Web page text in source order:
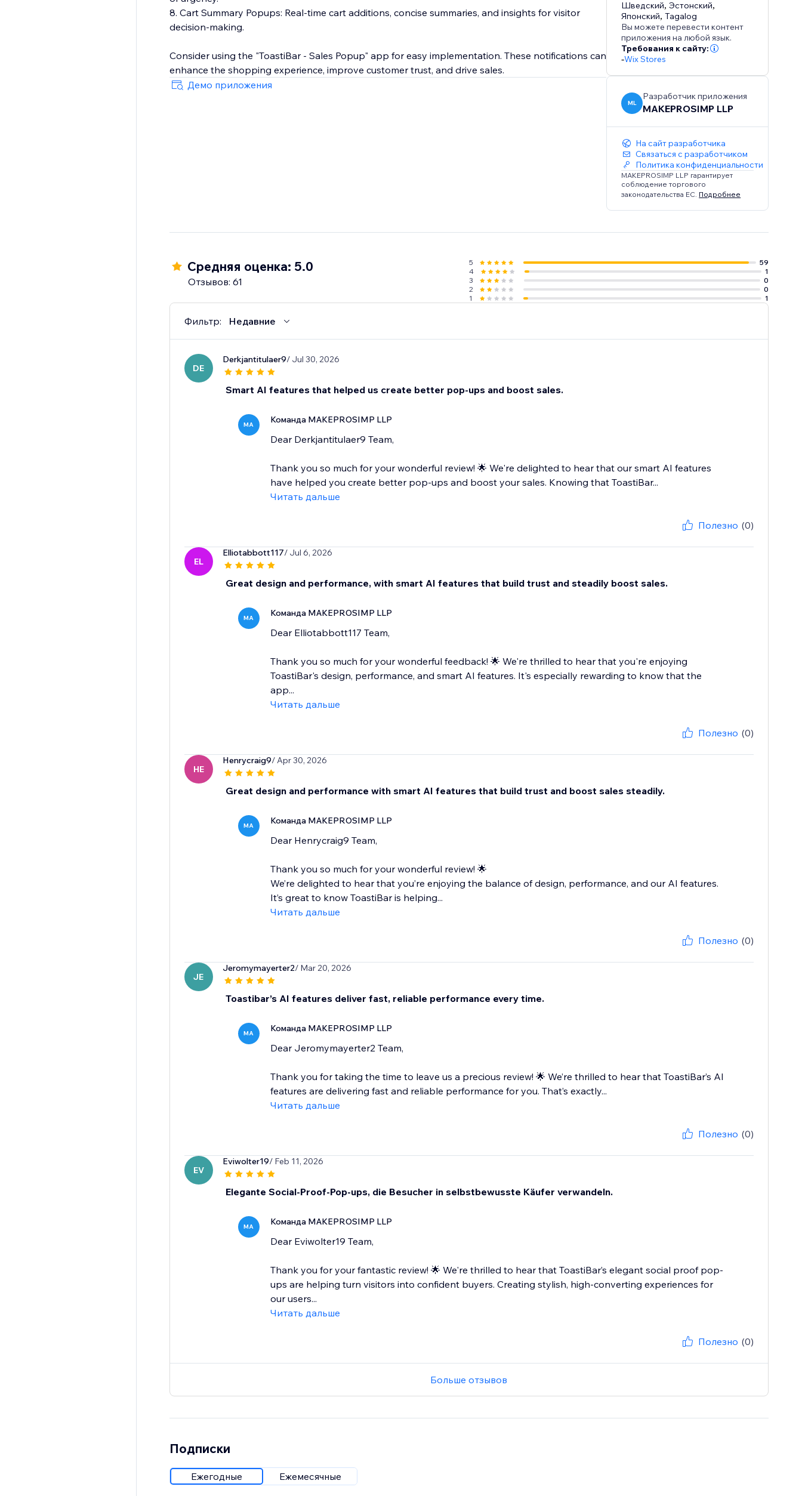
8. Cart Summary Popups: Real-time cart additions, concise summaries, and insights for visitor
decision-making.
Consider using the "ToastiBar - Sales Popup" app for easy implementation. These notifications can
enhance the shopping experience, improve customer trust, and drive sales.
Демо приложения
Шведский,Эстонский,
Японский,Tagalog
Вы можете перевести контент
приложения на любой язык.
Требования к сайту:
-Wix Stores
ML
Разработчик приложения
MAKEPROSIMP LLP
На сайт разработчика
Связаться с разработчиком
Политика конфиденциальности
MAKEPROSIMP LLP гарантирует
соблюдение торгового
законодательства ЕС. Подробнее
Средняя оценка: 5.0
Отзывов: 61
5
59
4
1
3
0
2
0
1
1
Фильтр: Недавние
DE
Derkjantitulaer9/ Jul 30, 2026
Smart AI features that helped us create better pop-ups and boost sales.
MA Команда MAKEPROSIMP LLP
Dear Derkjantitulaer9 Team,
Thank you so much for your wonderful review! 🌟 We're delighted to hear that our smart AI features
have helped you create better pop-ups and boost your sales. Knowing that ToastiBar...
Читать дальше
Полезно (0)
EL
Elliotabbott117/ Jul 6, 2026
Great design and performance, with smart AI features that build trust and steadily boost sales.
MA Команда MAKEPROSIMP LLP
Dear Elliotabbott117 Team,
Thank you so much for your wonderful feedback! 🌟 We're thrilled to hear that you're enjoying
ToastiBar's design, performance, and smart AI features. It's especially rewarding to know that the
app...
Читать дальше
Полезно (0)
HE
Henrycraig9/ Apr 30, 2026
Great design and performance with smart AI features that build trust and boost sales steadily.
MA Команда MAKEPROSIMP LLP
Dear Henrycraig9 Team,
Thank you so much for your wonderful review! 🌟
We’re delighted to hear that you’re enjoying the balance of design, performance, and our AI features.
It’s great to know ToastiBar is helping...
Читать дальше
Полезно (0)
JE
Jeromymayerter2/ Mar 20, 2026
Toastibar’s AI features deliver fast, reliable performance every time.
MA Команда MAKEPROSIMP LLP
Dear Jeromymayerter2 Team,
Thank you for taking the time to leave us a precious review! 🌟 We’re thrilled to hear that ToastiBar’s AI
features are delivering fast and reliable performance for you. That’s exactly...
Читать дальше
Полезно (0)
EV
Eviwolter19/ Feb 11, 2026
Elegante Social-Proof-Pop-ups, die Besucher in selbstbewusste Käufer verwandeln.
MA Команда MAKEPROSIMP LLP
Dear Eviwolter19 Team,
Thank you for your fantastic review! 🌟 We're thrilled to hear that ToastiBar’s elegant social proof pop-
ups are helping turn visitors into confident buyers. Creating stylish, high-converting experiences for
our users...
Читать дальше
Полезно (0)
Больше отзывов
Подписки
Ежегодные Ежемесячные